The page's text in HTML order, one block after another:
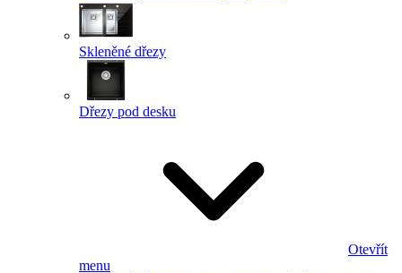
Skleněné dřezy
Dřezy pod desku
Otevřít
menu